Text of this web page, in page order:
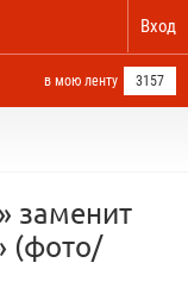
Вход
в мою ленту 3157
заменит
(фото/